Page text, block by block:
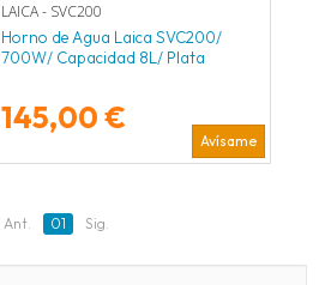
LAICA - SVC200
Horno de Agua Laica SVC200/
700W/ Capacidad 8L/ Plata
145,00 €
Avísame
Ant. 01 Sig.